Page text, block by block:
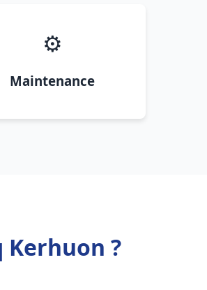
⚙️
Maintenance
?